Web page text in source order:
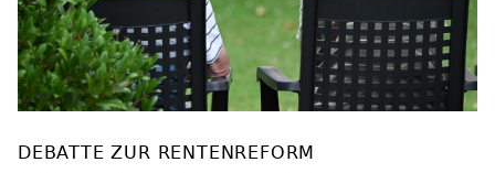
DEBATTE ZUR RENTENREFORM